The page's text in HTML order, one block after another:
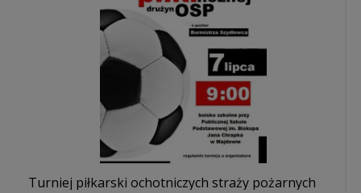
Turniej piłkarski ochotniczych straży pożarnych